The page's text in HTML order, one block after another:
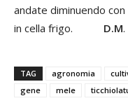
andate diminuendo
in cella frigo. D.M.
TAG agronomia
gene
mele